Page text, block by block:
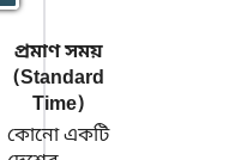
প্রমাণ সময়
(Standard
Time)
কোনো একটি